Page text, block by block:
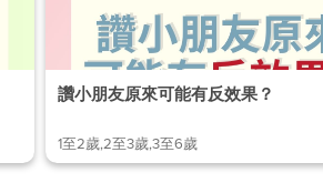
讚小朋友原來可能有反效果？
1至2歲,2至3歲,3至6歲